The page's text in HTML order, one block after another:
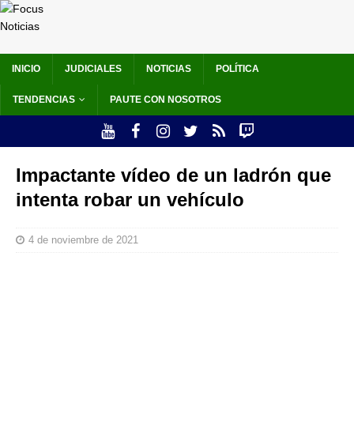
INICIO JUDICIALES NOTICIAS POLÍTICA
TENDENCIAS PAUTE CON NOSOTROS
Impactante vídeo de un ladrón que
intenta robar un vehículo
4 de noviembre de 2021